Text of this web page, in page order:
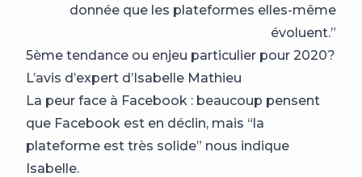
donnée que les plateformes elles-même
évoluent.”
5ème tendance ou enjeu particulier pour 2020?
L’avis d’expert d’Isabelle Mathieu
La peur face à Facebook : beaucoup pensent
que Facebook est en déclin, mais “la
plateforme est très solide” nous indique
Isabelle.